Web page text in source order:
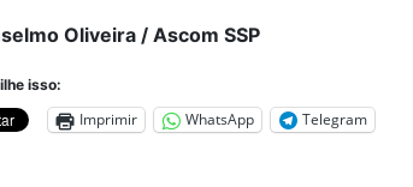
Oliveira / Ascom SSP
isso:
Imprimir WhatsApp Telegram